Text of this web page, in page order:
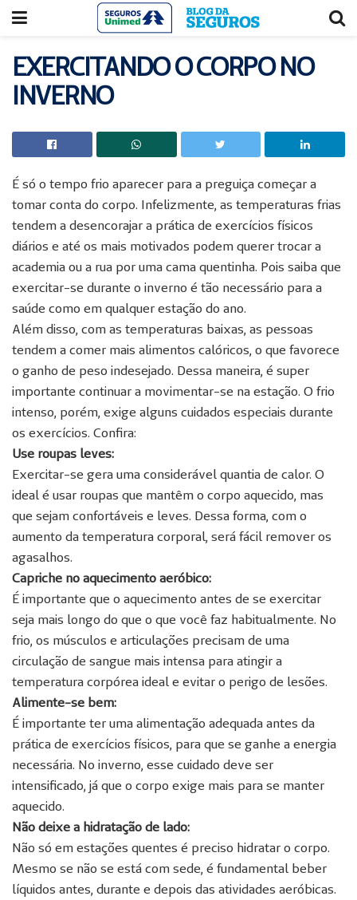
EXERCITANDO O CORPO NO
INVERNO
É só o tempo frio aparecer para a preguiça começar a
tomar conta do corpo. Infelizmente, as temperaturas frias
tendem a desencorajar a prática de exercícios físicos
diários e até os mais motivados podem querer trocar a
academia ou a rua por uma cama quentinha. Pois saiba que
exercitar-se durante o inverno é tão necessário para a
saúde como em qualquer estação do ano.
Além disso, com as temperaturas baixas, as pessoas
tendem a comer mais alimentos calóricos, o que favorece
o ganho de peso indesejado. Dessa maneira, é super
importante continuar a movimentar-se na estação. O frio
intenso, porém, exige alguns cuidados especiais durante
os exercícios. Confira:
Use roupas leves:
Exercitar-se gera uma considerável quantia de calor. O
ideal é usar roupas que mantêm o corpo aquecido, mas
que sejam confortáveis e leves. Dessa forma, com o
aumento da temperatura corporal, será fácil remover os
agasalhos.
Capriche no aquecimento aeróbico:
É importante que o aquecimento antes de se exercitar
seja mais longo do que o que você faz habitualmente. No
frio, os músculos e articulações precisam de uma
circulação de sangue mais intensa para atingir a
temperatura corpórea ideal e evitar o perigo de lesões.
Alimente-se bem:
É importante ter uma alimentação adequada antes da
prática de exercícios físicos, para que se ganhe a energia
necessária. No inverno, esse cuidado deve ser
intensificado, já que o corpo exige mais para se manter
aquecido.
Não deixe a hidratação de lado:
Não só em estações quentes é preciso hidratar o corpo.
Mesmo se não se está com sede, é fundamental beber
líquidos antes, durante e depois das atividades aeróbicas.